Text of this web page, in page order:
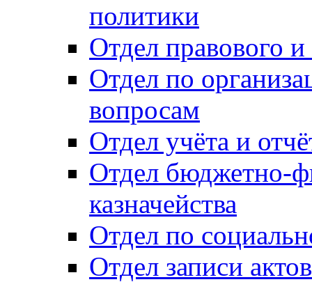
политики
Отдел правового
Отдел по
вопросам
Отдел учёта и
Отдел бюджетно-
казначейства
Отдел по
Отдел записи